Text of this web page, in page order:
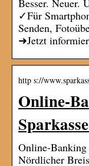
Besser. Neuer.
✓Für
Senden,
➜Jetzt
http s://
Online-
Online-
Nördlicher